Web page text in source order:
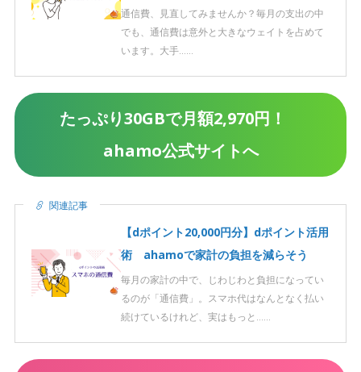
通信費、見直してみませんか？毎月の支出の中
でも、通信費は意外と大きなウェイトを占めて
います。大手……
たっぷり30GBで月額2,970円！
ahamo公式サイトへ
関連記事
【dポイント20,000円分】dポイント活用
術 ahamoで家計の負担を減らそう
毎月の家計の中で、じわじわと負担になってい
るのが「通信費」。スマホ代はなんとなく払い
続けているけれど、実はもっと……